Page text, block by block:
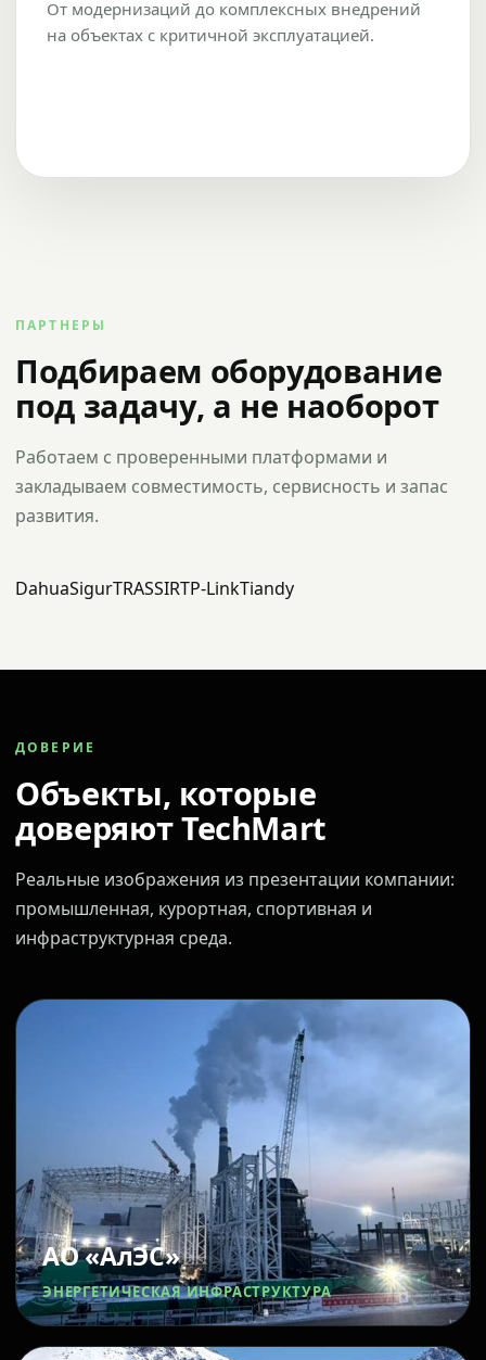
От модернизаций до комплексных внедрений
на объектах с критичной эксплуатацией.
ПАРТНЕРЫ
Подбираем оборудование
под задачу, а не наоборот
Работаем с проверенными платформами и
закладываем совместимость, сервисность и запас
развития.
DahuaSigurTRASSIRTP-LinkTiandy
ДОВЕРИЕ
Объекты, которые
доверяют TechMart
Реальные изображения из презентации компании:
промышленная, курортная, спортивная и
инфраструктурная среда.
АО «АлЭС»
ЭНЕРГЕТИЧЕСКАЯ ИНФРАСТРУКТУРА